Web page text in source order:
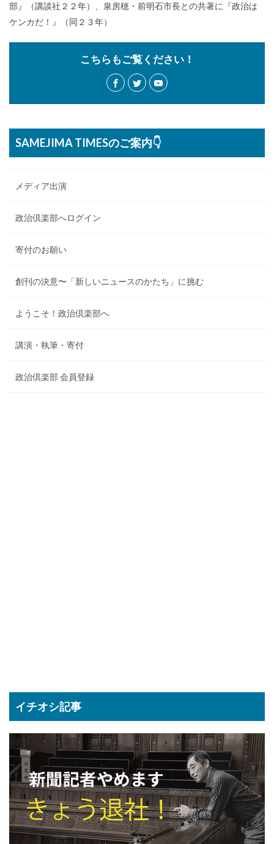
部』（講談社２２年）、泉房穂・前明石市長との共著に『政治は
ケンカだ！』（同２３年）
こちらもご覧ください！
SAMEJIMA TIMESのご案内👇
メディア出演
政治倶楽部へログイン
寄付のお願い
創刊の決意〜「新しいニュースのかたち」に挑む
ようこそ！政治倶楽部へ
講演・執筆・寄付
政治倶楽部 会員登録
イチオシ記事